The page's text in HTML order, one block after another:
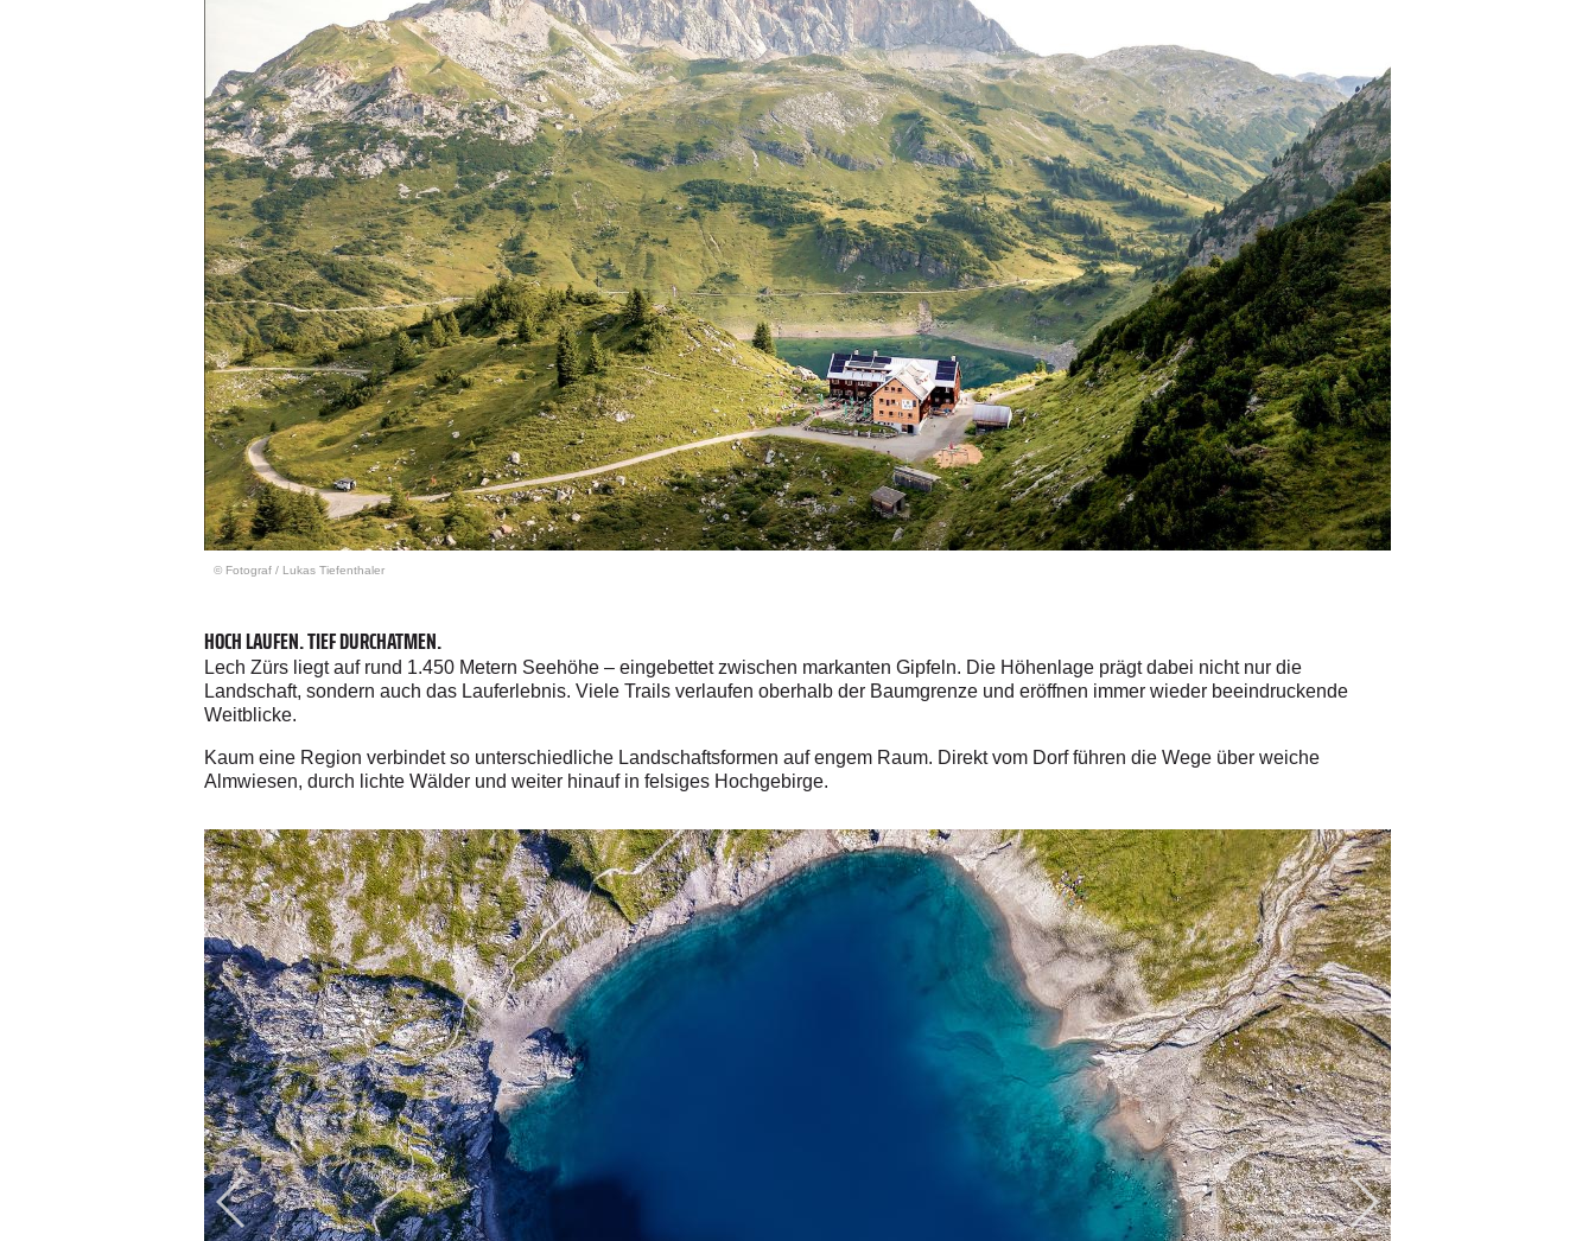
© Fotograf / Lukas Tiefenthaler
HOCH LAUFEN. TIEF DURCHATMEN.
Lech Zürs liegt auf rund 1.450 Metern Seehöhe – eingebettet zwischen markanten Gipfeln. Die Höhenlage prägt dabei nicht nur die
Landschaft, sondern auch das Lauferlebnis. Viele Trails verlaufen oberhalb der Baumgrenze und eröffnen immer wieder beeindruckende
Weitblicke.
Kaum eine Region verbindet so unterschiedliche Landschaftsformen auf engem Raum. Direkt vom Dorf führen die Wege über weiche
Almwiesen, durch lichte Wälder und weiter hinauf in felsiges Hochgebirge.